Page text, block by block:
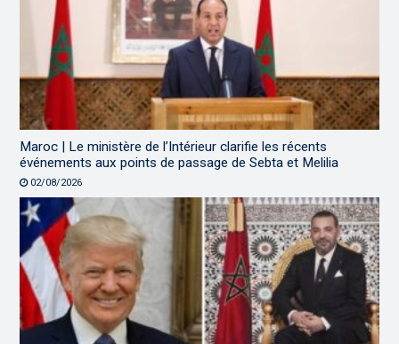
Maroc | Le ministère de l’Intérieur clarifie les récents
événements aux points de passage de Sebta et Melilia
02/08/2026